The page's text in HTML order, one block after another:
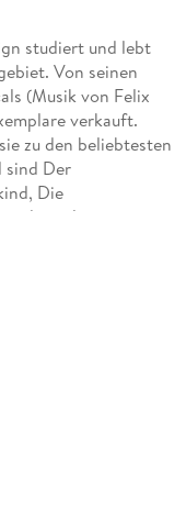
studiert und lebt
Von seinen
(Musik von Felix
verkauft.
zu den beliebtesten
sind Der
Die
die weltweit
zwölften
Kabarettist, Jazz-
seinen zahlreichen
Felix